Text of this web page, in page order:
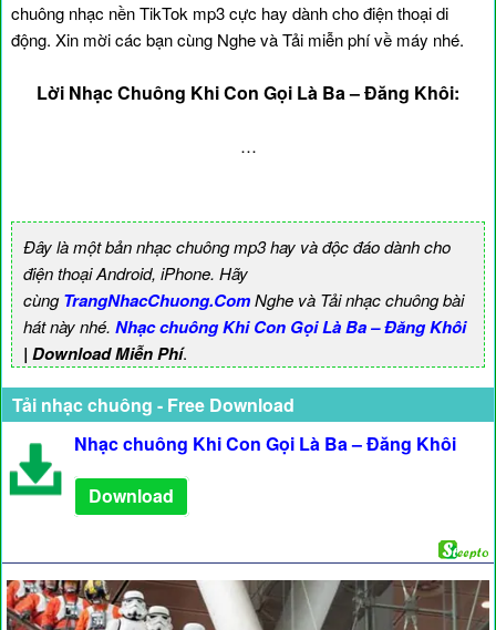
chuông nhạc nền TikTok mp3 cực hay dành cho điện thoại di
động. Xin mời các bạn cùng Nghe và Tải miễn phí về máy nhé.
Lời Nhạc Chuông Khi Con Gọi Là Ba – Đăng Khôi:
…
Đây là một bản nhạc chuông mp3 hay và độc đáo dành cho
điện thoại Android, iPhone. Hãy
cùngTrangNhacChuong.ComNghe và Tải nhạc chuông bài
hát này nhé. Nhạc chuông Khi Con Gọi Là Ba – Đăng Khôi
| Download Miễn Phí.
Tải nhạc chuông - Free Download
Nhạc chuông Khi Con Gọi Là Ba – Đăng Khôi
Download